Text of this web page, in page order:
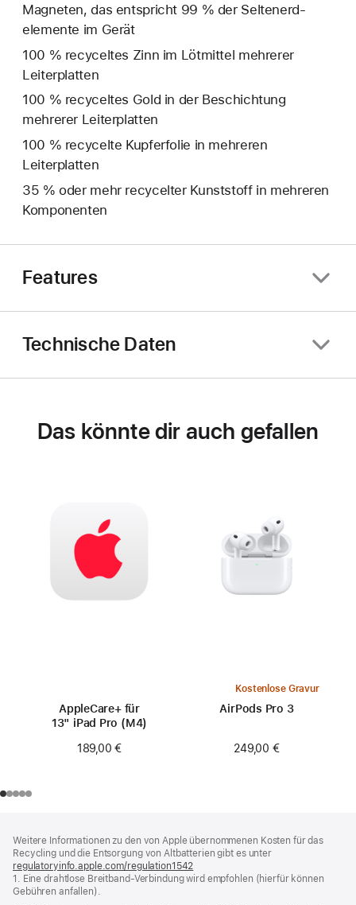
Magneten, das entspricht 99 % der Seltenerd­
elemente im Gerät
100 % recyceltes Zinn im Lötmittel mehrerer
Leiterplatten
100 % recyceltes Gold in der Beschichtung
mehrerer Leiterplatten
100 % recycelte Kupferfolie in mehreren
Leiterplatten
35 % oder mehr recycelter Kunststoff in mehreren
Komponenten
Features
Technische Daten
Das könnte dir auch gefallen
AppleCare+ für
13" iPad Pro (M4)
189,00 €
Kostenlose Gravur
AirPods Pro 3
249,00 €
Weitere Informationen zu den von Apple übernommenen Kosten für das
Recycling und die Entsorgung von Altbatterien gibt es unter
regulatoryinfo.apple.com/regulation1542
ein
1. Eine drahtlose Breitband-Verbindung wird empfohlen (hierfür können
Gebühren anfallen).